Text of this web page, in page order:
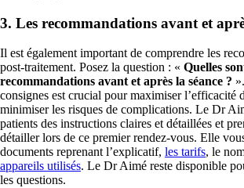
3. Les recommandations avant et
Il est également important de comprendre les
post-traitement. Posez la question : « Quelles
recommandations avant et après la séance ?
consignes est crucial pour maximiser l’efficacité
minimiser les risques de complications. Le Dr
patients des instructions claires et détaillées et
détailler lors de ce premier rendez-vous. Elle
documents reprenant l’explicatif, les tarifs, le
appareils utilisés. Le Dr Aimé reste disponible
les questions.